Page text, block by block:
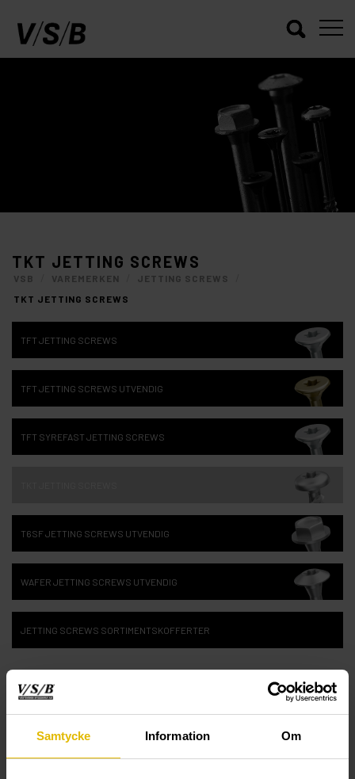
Samtycke Information Om
TKT JETTING SCREWS
VSB VAREMERKEN JETTING SCREWS
TKT JETTING SCREWS
TFT JETTING SCREWS
TFT JETTING SCREWS UTVENDIG
TFT SYREFAST JETTING SCREWS
T6SF JETTING SCREWS UTVENDIG
WAFER JETTING SCREWS UTVENDIG
JETTING SCREWS SORTIMENTSKOFFERTER
med TX-spor til innendørsbruk.